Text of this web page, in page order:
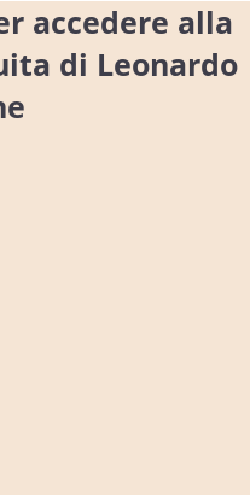
accedere alla
di Leonardo